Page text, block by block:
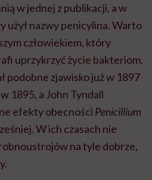
w jednej z publikacji, a w
użył nazwy penicylina. Warto
człowiekiem, który
uprzykrzyć życie bakteriom.
podobne zjawisko już w 1897
1895, a John Tyndall
efekty obecności Penicillium
W ich czasach nie
na tyle dobrze,